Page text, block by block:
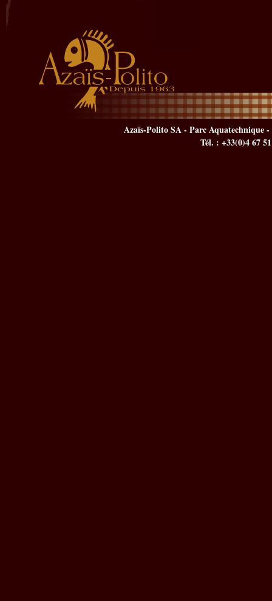
Azaïs-Polito SA - Parc Aquatechnique -
Tél. : +33(0)4 67